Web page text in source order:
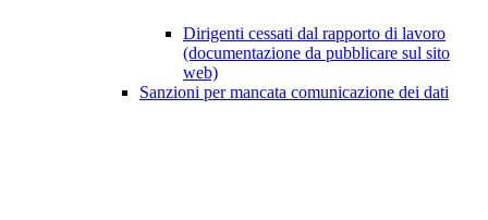
Dirigenti cessati dal rapporto di lavoro
(documentazione da pubblicare sul sito
web)
Sanzioni per mancata comunicazione dei dati